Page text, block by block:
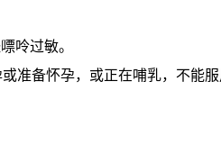
呤过敏。
准备怀孕，或正在哺乳，不能服